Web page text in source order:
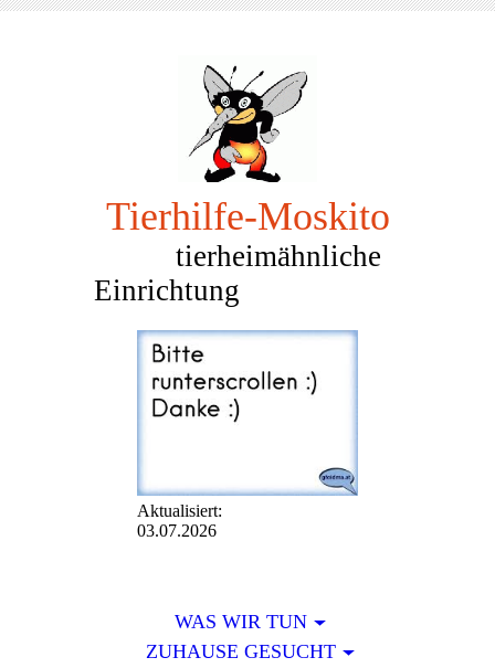
Tierhilfe-Moskito
tierheimähnliche
Einrichtung
Aktualisiert:
03.07.2026
WAS WIR TUN
ZUHAUSE GESUCHT